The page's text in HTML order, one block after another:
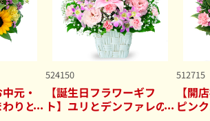
元・
りと
524150
【誕生日フラワーギフ
ト】ユリとデンファレの
512715
【開
ピン